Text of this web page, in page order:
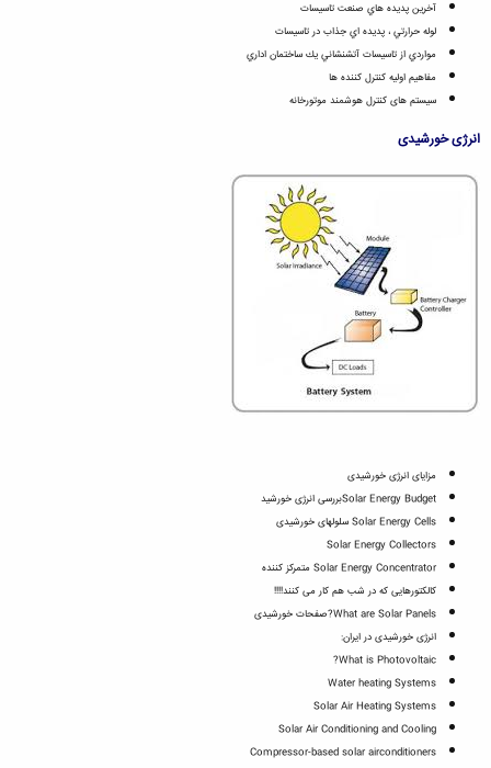
آخرين پديده هاي صنعت تاسيسات
لوله حرارتي ، پديده اي جذاب در تاسيسات
مواردي از تاسيسات آتشنشاني يك ساختمان اداري
مفاهيم اوليه كنترل كننده ها
سیستم های کنترل هوشمند موتورخانه
انرژی خورشیدی
مزایای انرژی خورشیدی
Solar Energy Budgetبررسی انرژی خورشید
Solar Energy Cells سلولهای خورشیدی
Solar Energy Collectors
Solar Energy Concentrator متمرکز کننده
کالکتورهایی که در شب هم کار می کنند!!!!
What are Solar Panels?صفحات خورشیدی
انرژی خورشیدی در ایران:
What is Photovoltaic?
Water heating Systems
Solar Air Heating Systems
Solar Air Conditioning and Cooling
Compressor-based solar airconditioners